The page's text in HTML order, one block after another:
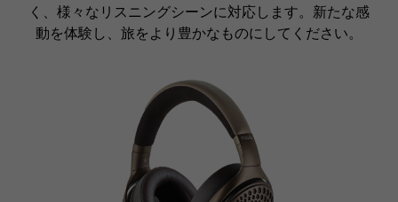
く、様々なリスニングシーンに対応します。新たな感
動を体験し、旅をより豊かなものにしてください。